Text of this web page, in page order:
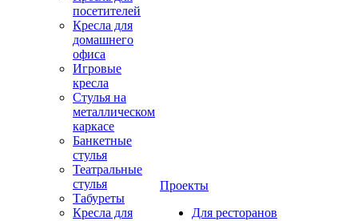
посетителей
Кресла для
домашнего
офиса
Игровые
кресла
Стулья на
металлическом
каркасе
Банкетные
стулья
Театральные
стулья
Табуреты
Кресла для
Проекты
Для ресторанов